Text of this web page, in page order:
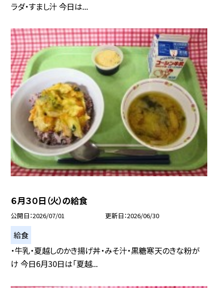
ラダ・すまし汁 今日は...
６月３０日（火）の給食
公開日 2026/07/01 更新日 2026/06/30
給食
・牛乳・夏越しのかき揚げ丼・みそ汁・黒糖寒天のきな粉が
け 今日6月30日は「夏越...